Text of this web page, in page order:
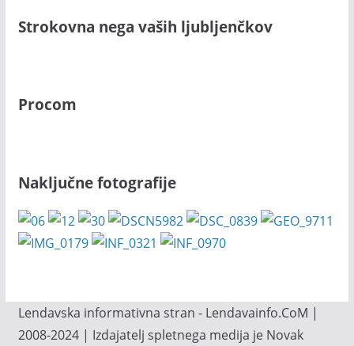
Strokovna nega vaših ljubljenčkov
Procom
Naključne fotografije
Lendavska informativna stran - Lendavainfo.CoM |
2008-2024 | Izdajatelj spletnega medija je Novak